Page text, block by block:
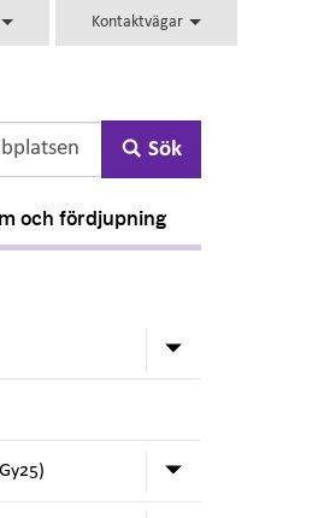
Kontaktvägar
Sök
och fördjupning
Undermeny
Undermeny